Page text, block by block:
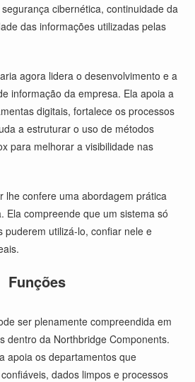
cibernética, continuidade da
das informações utilizadas pelas
agora lidera o desenvolvimento e a
informação da empresa. Ela apoia a
digitais, fortalece os processos
a estruturar o uso de métodos
para melhorar a visibilidade nas
lhe confere uma abordagem prática
Ela compreende que um sistema só
puderem utilizá-lo, confiar nele e
Funções
ser plenamente compreendida em
dentro da Northbridge Components.
apoia os departamentos que
dados limpos e processos